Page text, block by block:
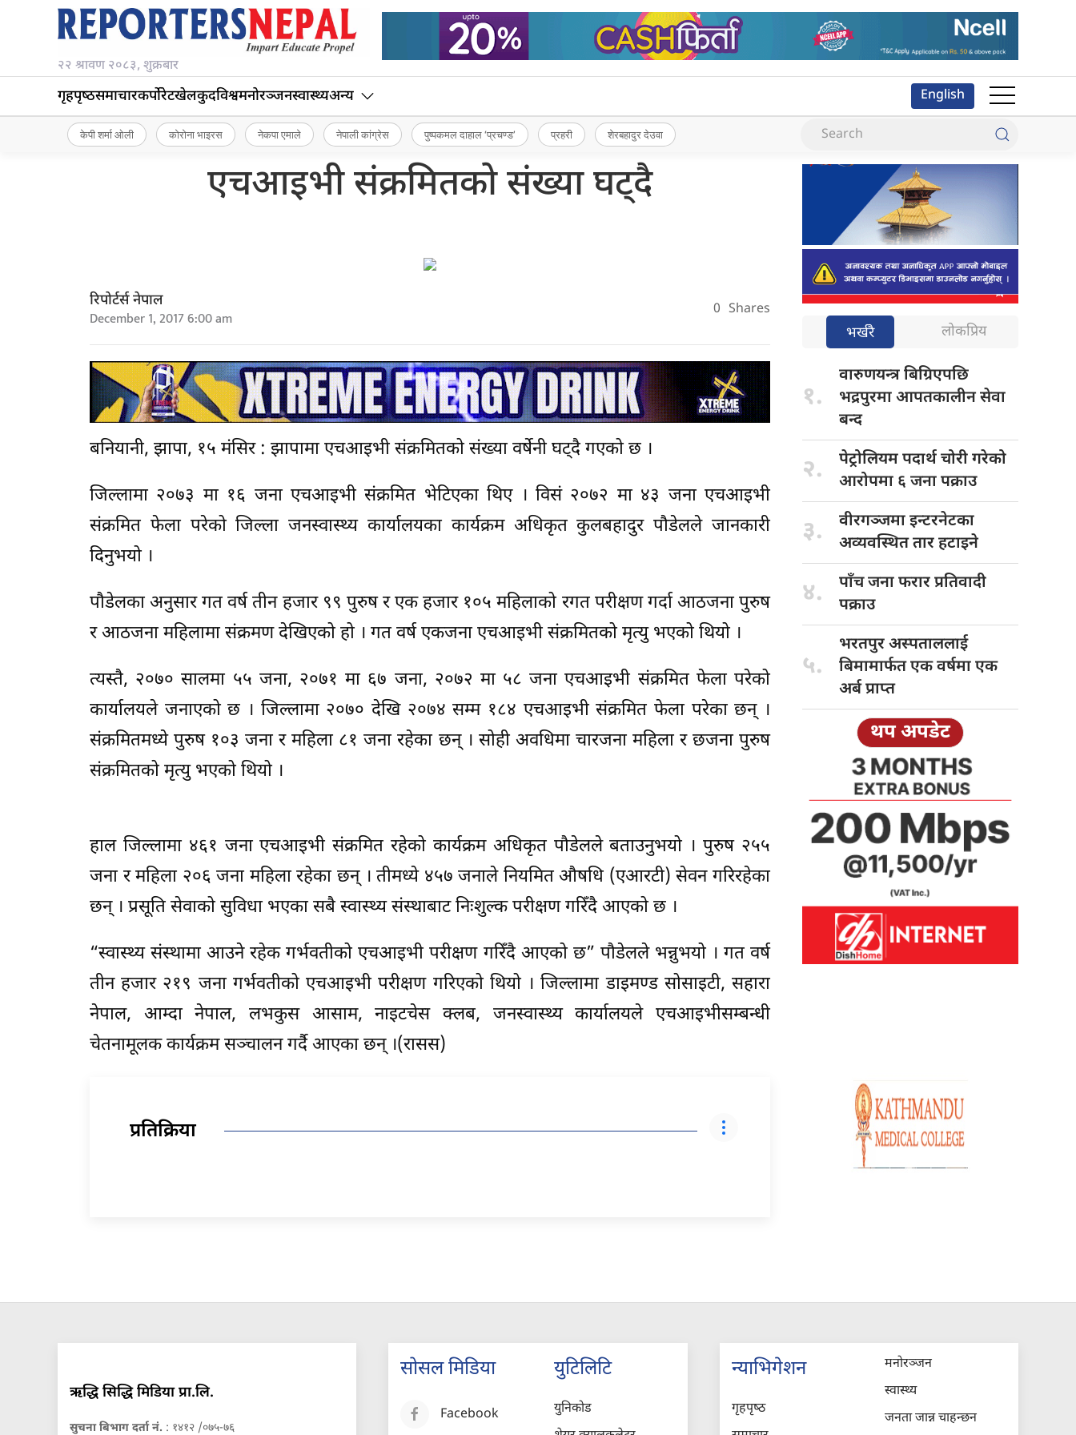
२२ श्रावण २०८३, शुक्रबार
गृहपृष्‍ठसमाचारकर्पोरेटखेलकुदविश्वमनोरञ्जनस्वास्थ्यअन्य English
केपी शर्मा ओली कोरोना भाइरस नेकपा एमाले नेपाली कांग्रेस पुष्पकमल दाहाल ‘प्रचण्ड’ प्रहरी शेरबहादुर देउवा
एचआइभी संक्रमितको संख्या घट्दै
रिपोर्टर्स नेपाल
December 1, 2017 6:00 am 0 Shares
बनियानी, झापा, १५ मंसिर : झापामा एचआइभी संक्रमितको संख्या वर्षेनी घट्दै गएको छ ।
जिल्लामा २०७३ मा १६ जना एचआइभी संक्रमित भेटिएका थिए । विसं २०७२ मा ४३ जना एचआइभी
संक्रमित फेला परेको जिल्ला जनस्वास्थ्य कार्यालयका कार्यक्रम अधिकृत कुलबहादुर पौडेलले जानकारी
दिनुभयो ।
पौडेलका अनुसार गत वर्ष तीन हजार ९९ पुरुष र एक हजार १०५ महिलाको रगत परीक्षण गर्दा आठजना पुरुष
र आठजना महिलामा संक्रमण देखिएको हो । गत वर्ष एकजना एचआइभी संक्रमितको मृत्यु भएको थियो ।
त्यस्तै, २०७० सालमा ५५ जना, २०७१ मा ६७ जना, २०७२ मा ५८ जना एचआइभी संक्रमित फेला परेको
कार्यालयले जनाएको छ । जिल्लामा २०७० देखि २०७४ सम्म १८४ एचआइभी संक्रमित फेला परेका छन् ।
संक्रमितमध्ये पुरुष १०३ जना र महिला ८१ जना रहेका छन् । सोही अवधिमा चारजना महिला र छजना पुरुष
संक्रमितको मृत्यु भएको थियो ।
हाल जिल्लामा ४६१ जना एचआइभी संक्रमित रहेको कार्यक्रम अधिकृत पौडेलले बताउनुभयो । पुरुष २५५
जना र महिला २०६ जना महिला रहेका छन् । तीमध्ये ४५७ जनाले नियमित औषधि (एआरटी) सेवन गरिरहेका
छन् । प्रसूति सेवाको सुविधा भएका सबै स्वास्थ्य संस्थाबाट निःशुल्क परीक्षण गरिँदै आएको छ ।
“स्वास्थ्य संस्थामा आउने रहेक गर्भवतीको एचआइभी परीक्षण गरिँदै आएको छ” पौडेलले भन्नुभयो । गत वर्ष
तीन हजार २१९ जना गर्भवतीको एचआइभी परीक्षण गरिएको थियो । जिल्लामा डाइमण्ड सोसाइटी, सहारा
नेपाल, आम्दा नेपाल, लभकुस आसाम, नाइटचेस क्लब, जनस्वास्थ्य कार्यालयले एचआइभीसम्बन्धी
चेतनामूलक कार्यक्रम सञ्चालन गर्दै आएका छन् ।(रासस)
प्रतिक्रिया
भर्खरै लोकप्रिय
१.
वारुणयन्त्र बिग्रिएपछि
भद्रपुरमा आपतकालीन सेवा
बन्द
२. पेट्रोलियम पदार्थचोरी गरेको
आरोपमा ६ जना पक्राउ
३.
वीरगञ्जमा इन्टरनेटका
अव्यवस्थित तार हटाइने
४. पाँच जनाफरार प्रतिवादी
पक्राउ
५.
भरतपुर अस्पताललाई
बिमामार्फत एक वर्षमा एक
अर्ब प्राप्त
थप अपडेट
ऋद्धि सिद्धि मिडिया प्रा.लि.
सुचना बिभाग दर्ता नं. : १४१२ /०७५-७६
सोसल मिडिया
Facebook
युटिलिटि
युनिकोड
न्याभिगेशन
गृहपृष्‍ठ
मनोरञ्जन
स्वास्थ्य
जनता जान्न चाहन्छन